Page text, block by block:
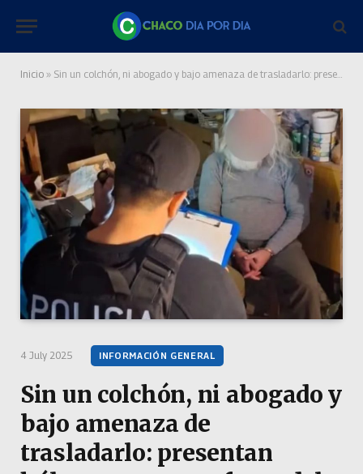
Inicio » Sin un colchón, ni abogado y bajo amenaza de trasladarlo: presentan hábeas corpus en favor del jubilado acusado de amenazar a Milei
4 July 2025 INFORMACIÓN GENERAL
Sin un colchón, ni abogado y
bajo amenaza de
trasladarlo: presentan